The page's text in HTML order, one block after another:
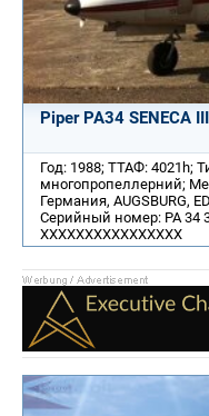
Piper PA34 SENECA III
Год: 1988; ТТАФ: 4021h;
многопропеллерний;
Германия, AUGSBURG,
Серийный номер: PA 34
XXXXXXXXXXXXXXXX